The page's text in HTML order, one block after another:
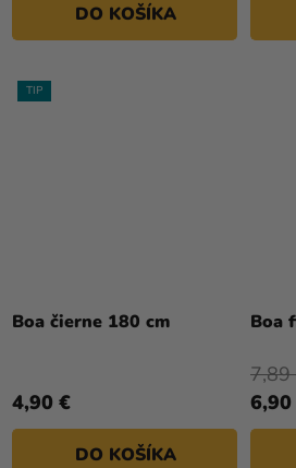
DO KOŠÍKA
TIP
Boa čierne 180 cm
4,90 €
DO KOŠÍKA
Boa
7,89